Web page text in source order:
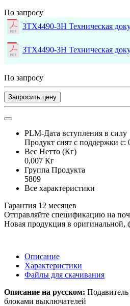
По запросу
3TX4490-3H Техническая
3TX4490-3H Техническая
По запросу
Запросить цену
PLM-Дата вступления в силу
Продукт снят с поддержки с:
Вес Нетто (Кг)
0,007 Кг
Группа Продукта
5809
Все характеристики
Гарантия 12 месяцев
Отправляйте спецификацию на
Новая продукция в оригинальной,
Описание
Характеристики
Файлы для скачивания
Описание на русском:
блоками выключателей